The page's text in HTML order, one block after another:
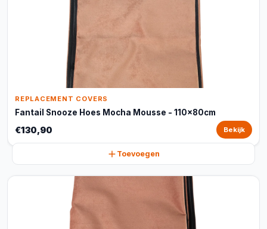
REPLACEMENT COVERS
Fantail Snooze Hoes Mocha Mousse - 110x80cm
€130,90 Bekijk
Toevoegen